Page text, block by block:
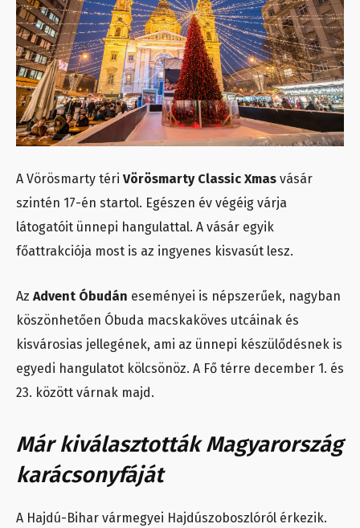
A Vörösmarty téri Vörösmarty Classic Xmas vásár
szintén 17-én startol. Egészen év végéig várja
látogatóit ünnepi hangulattal. A vásár egyik
főattrakciója most is az ingyenes kisvasút lesz.
Az Advent Óbudán eseményei is népszerűek, nagyban
köszönhetően Óbuda macskaköves utcáinak és
kisvárosias jellegének, ami az ünnepi készülődésnek is
egyedi hangulatot kölcsönöz. A Fő térre december 1. és
23. között várnak majd.
Már kiválasztották Magyarország
karácsonyfáját
A Hajdú-Bihar vármegyei Hajdúszoboszlóról érkezik.